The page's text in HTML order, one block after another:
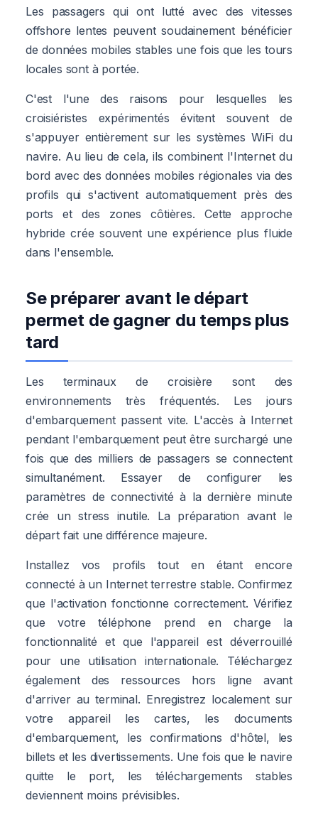
Les passagers qui ont lutté avec des vitesses
offshore lentes peuvent soudainement bénéficier
de données mobiles stables une fois que les tours
locales sont à portée.
C'est l'une des raisons pour lesquelles les
croisiéristes expérimentés évitent souvent de
s'appuyer entièrement sur les systèmes WiFi du
navire. Au lieu de cela, ils combinent l'Internet du
bord avec des données mobiles régionales via des
profils qui s'activent automatiquement près des
ports et des zones côtières. Cette approche
hybride crée souvent une expérience plus fluide
dans l'ensemble.
Se préparer avant le départ
permet de gagner du temps plus
tard
Les terminaux de croisière sont des
environnements très fréquentés. Les jours
d'embarquement passent vite. L'accès à Internet
pendant l'embarquement peut être surchargé une
fois que des milliers de passagers se connectent
simultanément. Essayer de configurer les
paramètres de connectivité à la dernière minute
crée un stress inutile. La préparation avant le
départ fait une différence majeure.
Installez vos profils tout en étant encore
connecté à un Internet terrestre stable. Confirmez
que l'activation fonctionne correctement. Vérifiez
que votre téléphone prend en charge la
fonctionnalité et que l'appareil est déverrouillé
pour une utilisation internationale. Téléchargez
également des ressources hors ligne avant
d'arriver au terminal. Enregistrez localement sur
votre appareil les cartes, les documents
d'embarquement, les confirmations d'hôtel, les
billets et les divertissements. Une fois que le navire
quitte le port, les téléchargements stables
deviennent moins prévisibles.